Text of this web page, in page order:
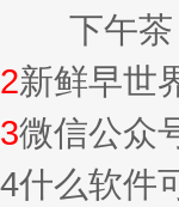
下午茶，
2新鲜早世
3微信公众
4什么软件